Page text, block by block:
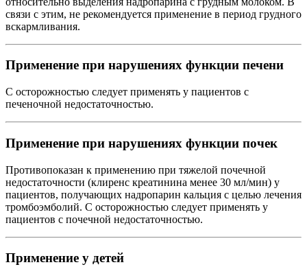
связи с этим, не рекомендуется применение в период грудного
вскармливания.
Применение при нарушениях функции печени
С осторожностью следует применять у пациентов с
печеночной недостаточностью.
Применение при нарушениях функции почек
Противопоказан к применению при тяжелой почечной
недостаточности (клиренс креатинина менее 30 мл/мин) у
пациентов, получающих надропарин кальция с целью лечения
тромбоэмболий. С осторожностью следует применять у
пациентов с почечной недостаточностью.
Применение у детей